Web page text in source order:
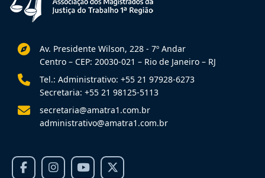
Av. Presidente Wilson, 228 - 7º Andar
Centro – CEP: 20030-021 – Rio de Janeiro – RJ
Tel.: Administrativo: +55 21 97928-6273
Secretaria: +55 21 98125-5113
secretaria@amatra1.com.br
administrativo@amatra1.com.br